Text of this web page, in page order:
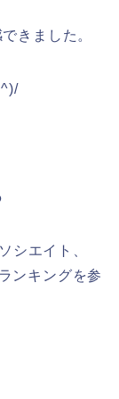
きました。
シエイト、
ンキングを参